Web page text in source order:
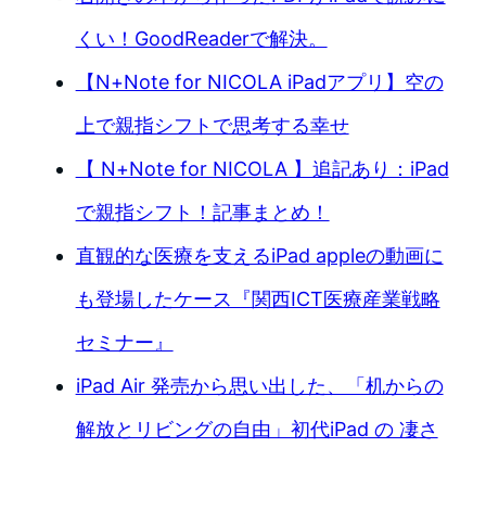
くい！GoodReaderで解決。
【N+Note for NICOLA iPadアプリ】空の
上で親指シフトで思考する幸せ
【 N+Note for NICOLA 】追記あり：iPad
で親指シフト！記事まとめ！
直観的な医療を支えるiPad appleの動画に
も登場したケース『関西ICT医療産業戦略
セミナー』
iPad Air 発売から思い出した、「机からの
解放とリビングの自由」初代iPad の 凄さ